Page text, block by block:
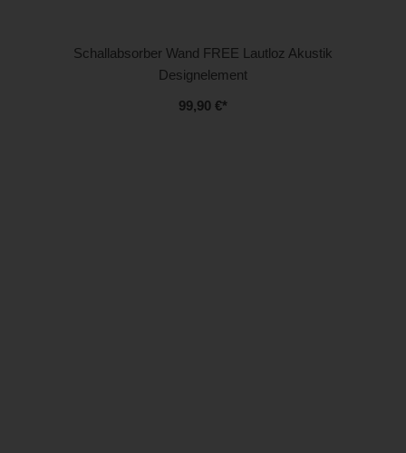
Schallabsorber Wand FREE Lautloz Akustik
Designelement
99,90 €*